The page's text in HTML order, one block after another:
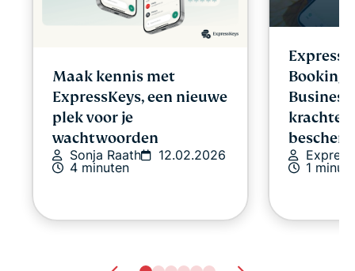
Maak kennis met
ExpressKeys, een nieuwe
plek voor je
wachtwoorden
Sonja Raath
12.02.2026
4 minuten
krachten
1